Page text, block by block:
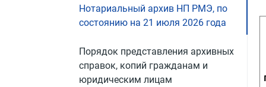
Нотариальный архив НП РМЭ, по
состоянию на 21 июля 2026 года
Порядок представления архивных
справок, копий гражданам и
юридическим лицам